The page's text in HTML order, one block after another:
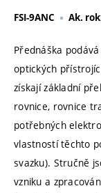
FSI-9ANC Ak.
Přednáška
optických
získají základní
rovnice, rovnice
potřebných
vlastností těchto
svazku). Stručně
vzniku a